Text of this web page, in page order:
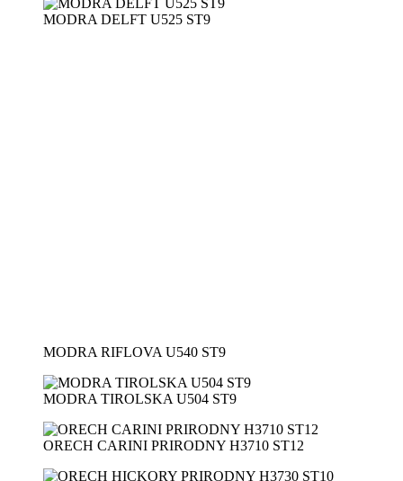
MODRA DELFT U525 ST9
MODRA RIFLOVA U540 ST9
MODRA TIROLSKA U504 ST9
ORECH CARINI PRIRODNY H3710 ST12